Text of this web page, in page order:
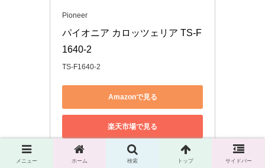
Pioneer
パイオニア カロッツェリア TS-F
1640-2
TS-F1640-2
Amazonで見る
楽天市場で見る
Yahoo!ショッピングで見る
メニュー ホーム 検索 トップ サイドバー